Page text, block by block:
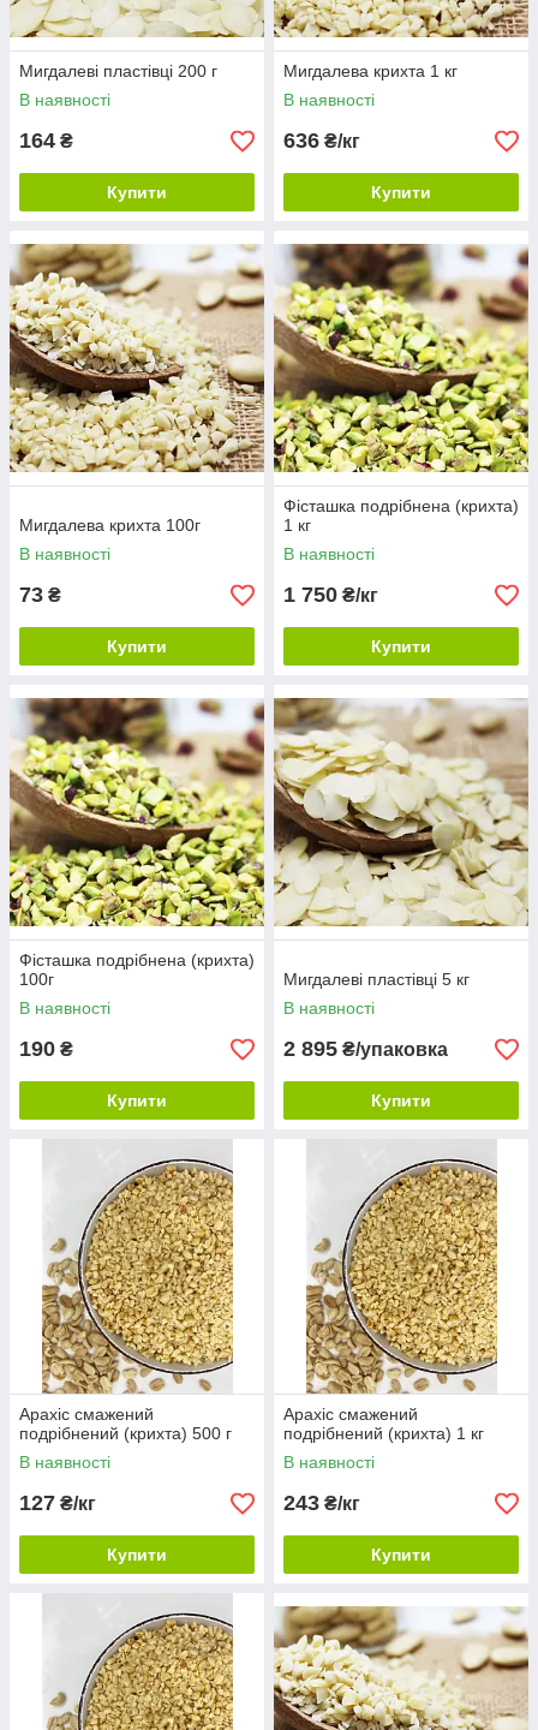
Мигдалеві пластівці 200 г
В наявності
164 ₴
Купити
Мигдалева крихта 1 кг
В наявності
636 ₴/кг
Купити
Мигдалева крихта 100г
В наявності
73 ₴
Купити
Фісташка подрібнена (крихта)
1 кг
В наявності
1 750 ₴/кг
Купити
Фісташка подрібнена (крихта)
100г
В наявності
190 ₴
Купити
Мигдалеві пластівці 5 кг
В наявності
2 895 ₴/упаковка
Купити
Арахіс смажений
подрібнений (крихта) 500 г
В наявності
127 ₴/кг
Купити
Арахіс смажений
подрібнений (крихта) 1 кг
В наявності
243 ₴/кг
Купити